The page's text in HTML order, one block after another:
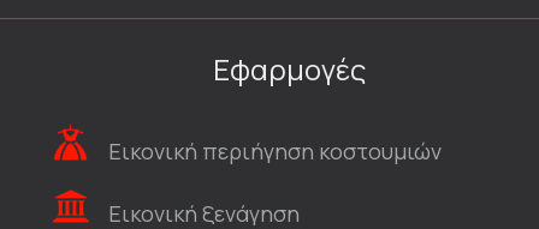
Εφαρμογές
Εικονική περιήγηση κοστουμιών
Εικονική ξενάγηση